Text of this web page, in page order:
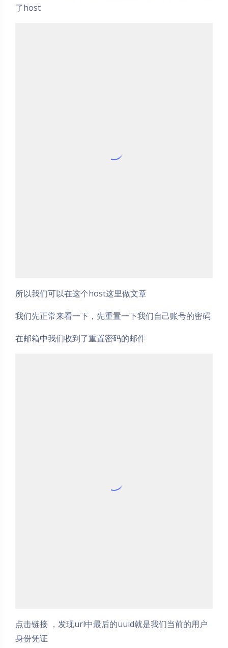
了host
所以我们可以在这个host这里做文章
我们先正常来看一下，先重置一下我们自己账号的密码
在邮箱中我们收到了重置密码的邮件
点击链接 ，发现url中最后的uuid就是我们当前的用户
身份凭证